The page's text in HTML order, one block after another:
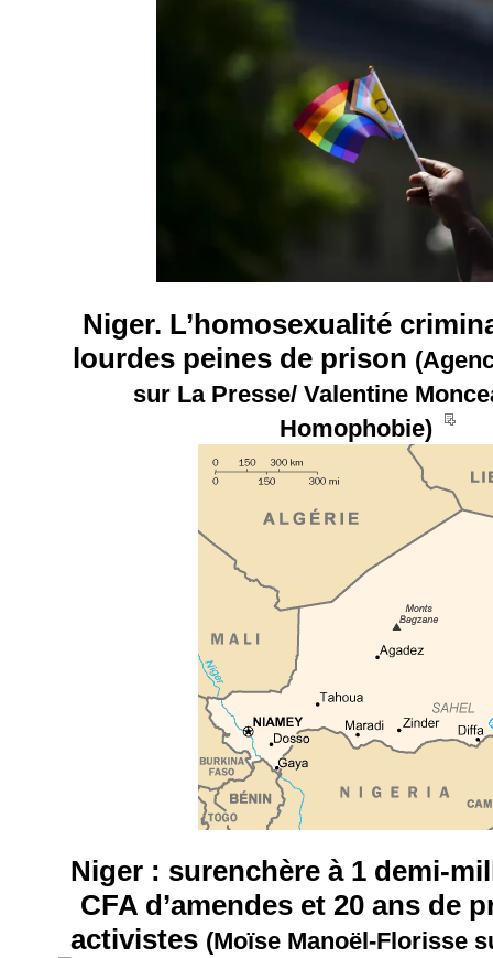
Niger. L’homosexualité
lourdes peines de prison
sur La Presse/ Valentine
Homophobie) __
Niger : surenchère à 1 demi-
CFA d’amendes et 20 ans de
activistes (Moïse Manoël-Florisse